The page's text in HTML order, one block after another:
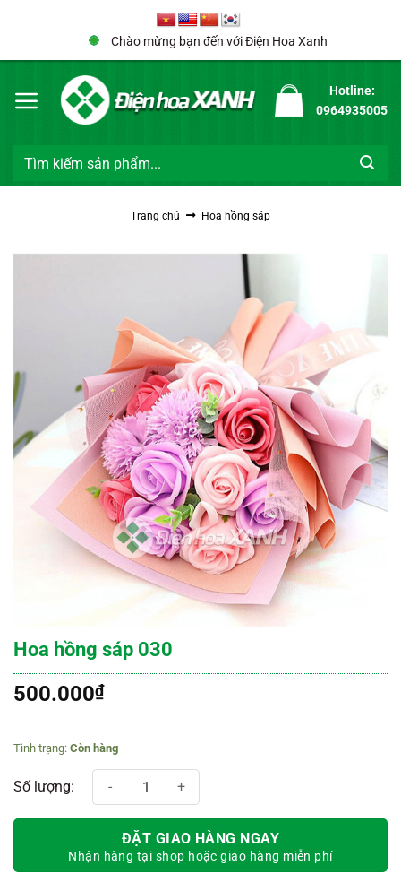
Chào mừng bạn đến với Điện Hoa Xanh
Hotline:
0964935005
Tìm
Trang chủ Hoa hồng sáp
Hoa hồng sáp 030
500.000₫
Còn hàng
Hoa hồng sáp 030 số lượng
ĐẶT GIAO HÀNG NGAY
Nhận hàng tại shop hoặc giao hàng miễn phí